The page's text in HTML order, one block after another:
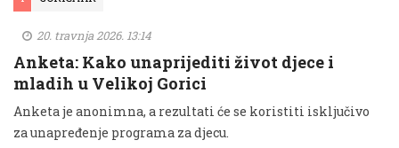
20. travnja 2026. 13:14
Anketa: Kako unaprijediti život djece i
mladih u Velikoj Gorici
Anketa je anonimna, a rezultati će se koristiti isključivo
za unapređenje programa za djecu.